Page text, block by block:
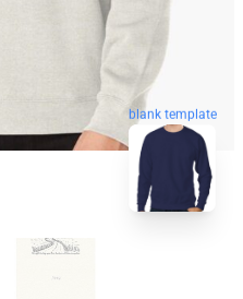
blank template